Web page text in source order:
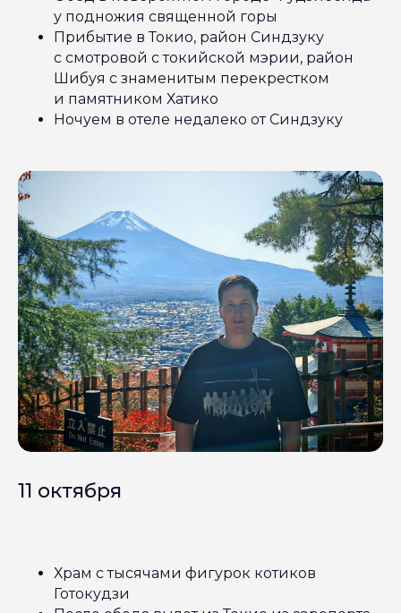
у подножия священной горы
Прибытие в Токио, район Синдзуку
с смотровой с токийской мэрии, район
Шибуя с знаменитым перекрестком
и памятником Хатико
Ночуем в отеле недалеко от Синдзуку
11 октября
Храм с тысячами фигурок котиков
Готокудзи